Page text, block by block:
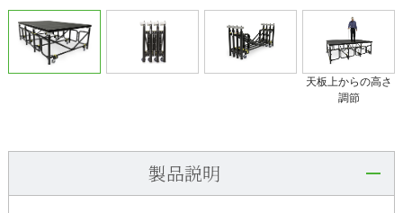
天板上からの高さ
調節
製品説明